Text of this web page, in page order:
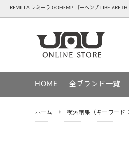
REMILLA レミーラ GOHEMP ゴーヘンプ LIBE
HAVE A GRATEFUL DAY (
トフルデイ )
HOME 全ブランド一覧
ホーム 検索結果（キーワード